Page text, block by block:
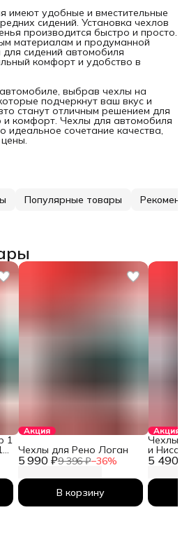
имеют удобные и вместительные
сидений. Установка чехлов
производится быстро и просто.
материалам и продуманной
для сидений автомобиля
комфорт и удобство в
выбрав чехлы на
подчеркнут ваш вкус и
станут отличным решением для
и комфорт. Чехлы для автомобиля
идеальное сочетание качества,
Популярные товары
1
Акция
5 990 ₽9 396 ₽−36%
Чехлы для Рено Логан
В корзину
Акция
5 490 ₽
Чехлы
и
2026